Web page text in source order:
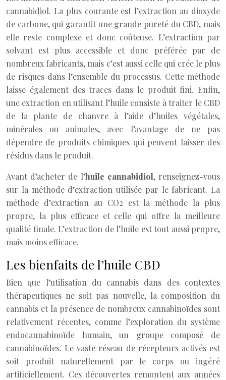
cannabidiol. La plus courante est l’extraction au dioxyde
de carbone, qui garantit une grande pureté du CBD, mais
elle reste complexe et donc coûteuse. L’extraction par
solvant est plus accessible et donc préférée par de
nombreux fabricants, mais c’est aussi celle qui crée le plus
de risques dans l’ensemble du processus. Cette méthode
laisse également des traces dans le produit fini. Enfin,
une extraction en utilisant l’huile consiste à traiter le CBD
de la plante de chanvre à l’aide d’huiles végétales,
minérales ou animales, avec l’avantage de ne pas
dépendre de produits chimiques qui peuvent laisser des
résidus dans le produit.
Avant d’acheter de l’huile cannabidiol, renseignez-vous
sur la méthode d’extraction utilisée par le fabricant. La
méthode d’extraction au CO2 est la méthode la plus
propre, la plus efficace et celle qui offre la meilleure
qualité finale. L’extraction de l’huile est tout aussi propre,
mais moins efficace.
Les bienfaits de l’huile CBD
Bien que l’utilisation du cannabis dans des contextes
thérapeutiques ne soit pas nouvelle, la composition du
cannabis et la présence de nombreux cannabinoïdes sont
relativement récentes, comme l’exploration du système
endocannabinoïde humain, un groupe composé de
cannabinoïdes. Le vaste réseau de récepteurs activés est
soit produit naturellement par le corps ou ingéré
artificiellement. Ces découvertes remontent aux années